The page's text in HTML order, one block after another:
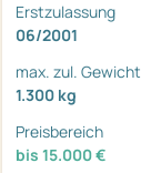
Erstzulassung
06/2001
max. zul. Gewicht
1.300 kg
Preisbereich
bis 15.000 €